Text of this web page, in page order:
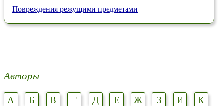
Повреждения режущими предметами
Авторы
А Б В Г Д Е Ж З И
К